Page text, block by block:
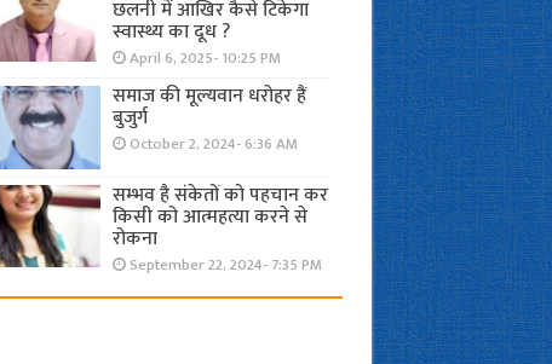
छलनी में आखिर कैसे टिकेगा
स्वास्थ्य का दूध ?
April 6, 2025- 10:25 PM
समाज की मूल्यवान धरोहर हैं
बुजुर्ग
October 2, 2024- 6:36 AM
सम्भव है संकेतों को पहचान कर
किसी को आत्महत्या करने से
रोकना
September 22, 2024- 7:35 PM